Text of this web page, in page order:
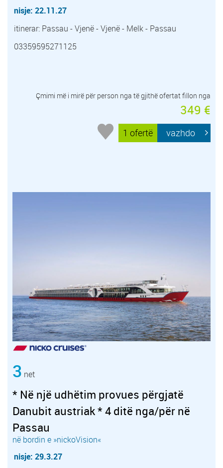
nisje: 22.11.27
itinerar: Passau - Vjenë - Vjenë - Melk - Passau
03359595271125
Çmimi më i mirë për person nga të gjithë ofertat fillon nga
349 €
1 ofertë vazhdo
3 net
* Në një udhëtim provues përgjatë
Danubit austriak * 4 ditë nga/për në
Passau
në bordin e »nickoVision«
nisje: 29.3.27